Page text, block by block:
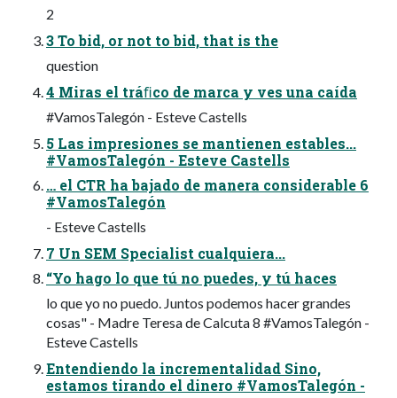
2
3 To bid, or not to bid, that is the
question
4 Miras el tráﬁco de marca y ves una caída
#VamosTalegón - Esteve Castells
5 Las impresiones se mantienen estables...
#VamosTalegón - Esteve Castells
… el CTR ha bajado de manera considerable 6
#VamosTalegón
- Esteve Castells
7 Un SEM Specialist cualquiera...
“Yo hago lo que tú no puedes, y tú haces
lo que yo no puedo. Juntos podemos hacer grandes
cosas" - Madre Teresa de Calcuta 8 #VamosTalegón -
Esteve Castells
Entendiendo la incrementalidad Sino,
estamos tirando el dinero #VamosTalegón -